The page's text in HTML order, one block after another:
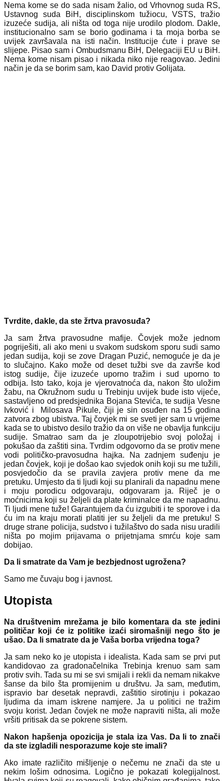
Nema kome se do sada nisam žalio, od Vrhovnog suda RS,
Ustavnog suda BiH, disciplinskom tužiocu, VSTS, tražio
izuzeće sudija, ali ništa od toga nije urodilo plodom. Dakle,
institucionalno sam se borio godinama i ta moja borba se
uvijek završavala na isti način. Institucije ćute i prave se
slijepe. Pisao sam i Ombudsmanu BiH, Delegaciji EU u BiH.
Nema kome nisam pisao i nikada niko nije reagovao. Jedini
način je da se borim sam, kao David protiv Golijata.
Tvrdite, dakle, da ste žrtva pravosuđa?
Ja sam žrtva pravosudne mafije. Čovjek može jednom
pogriješiti, ali ako meni u svakom sudskom sporu sudi samo
jedan sudija, koji se zove Dragan Puzić, nemoguće je da je
to slučajno. Kako može od deset tužbi sve da završe kod
istog sudije, čije izuzeće uporno tražim i sud uporno to
odbija. Isto tako, koja je vjerovatnoća da, nakon što uložim
žabu, na Okružnom sudu u Trebinju uvijek bude isto vijeće,
sastavljeno od predsjednika Bojana Stevića, te sudija Vesne
Ivković i Milosava Pikule, čiji je sin osuđen na 15 godina
zatvora zbog ubistva. Taj čovjek mi se sveti jer sam u vrijeme
kada se to ubistvo desilo tražio da on više ne obavlja funkciju
sudije. Smatrao sam da je zloupotrijebio svoj položaj i
pokušao da zaštiti sina. Tvrdim odgovorno da se protiv mene
vodi političko-pravosudna hajka. Na zadnjem suđenju je
jedan čovjek, koji je došao kao svjedok onih koji su me tužili,
posvjedočio da se pravila zavjera protiv mene da me
pretuku. Umjesto da ti ljudi koji su planirali da napadnu mene
i moju porodicu odgovaraju, odgovaram ja. Riječ je o
moćnicima koji su željeli da plate kriminalce da me napadnu.
Ti ljudi mene tuže! Garantujem da ću izgubiti i te sporove i da
ću im na kraju morati platiti jer su željeli da me pretuku! S
druge strane policija, sudstvo i tužilaštvo do sada nisu uradili
ništa po mojim prijavama o prijetnjama smrću koje sam
dobijao.
Da li smatrate da Vam je bezbjednost ugrožena?
Samo me čuvaju bog i javnost.
Utopista
Na društvenim mrežama je bilo komentara da ste jedini
političar koji će iz politike izaći siromašniji nego što je
ušao. Da li smatrate da je Vaša borba vrijedna toga?
Ja sam neko ko je utopista i idealista. Kada sam se prvi put
kandidovao za gradonačelnika Trebinja krenuo sam sam
protiv svih. Tada su mi se svi smijali i rekli da nemam nikakve
šanse da bilo šta promijenim u društvu. Ja sam, međutim,
ispravio bar desetak nepravdi, zaštitio sirotinju i pokazao
ljudima da imam iskrene namjere. Ja u politici ne tražim
svoju korist. Jedan čovjek ne može napraviti ništa, ali može
vršiti pritisak da se pokrene sistem.
Nakon hapšenja opozicija je stala iza Vas. Da li to znači
da ste izgladili nesporazume koje ste imali?
Ako imate različito mišljenje o nečemu ne znači da ste u
nekim lošim odnosima. Logično je pokazati kolegijalnost.